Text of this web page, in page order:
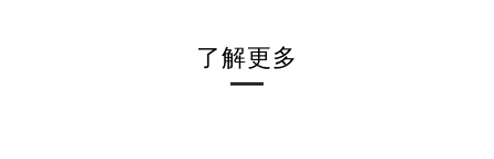
了解更多